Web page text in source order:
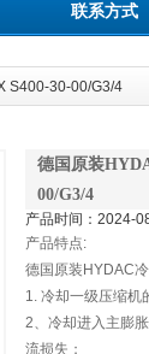
联系方式
S400-30-00/G3/4
德国原装
00/G3/4
产品时间：2024-
产品特点:
德国原装HYDAC
1. 冷却一级压缩机
2、冷却进入主膨
流损失；